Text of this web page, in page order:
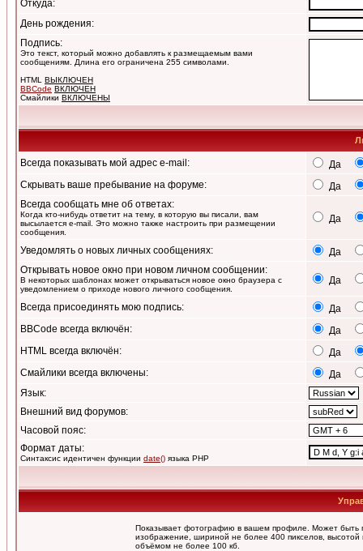
Откуда:
День рождения:
Подпись:
Это текст, который можно добавлять к размещаемым вами
сообщениям. Длина его ограничена 255 символами.
HTML ВЫКЛЮЧЕН
BBCode ВКЛЮЧЕН
Смайлики ВКЛЮЧЕНЫ
Всегда показывать мой адрес e-mail:
Да
Скрывать ваше пребывание на форуме:
Да
Всегда сообщать мне об ответах:
Когда кто-нибудь ответит на тему, в которую вы писали, вам
высылается e-mail. Это можно также настроить при размещении
сообщения.
Да
Уведомлять о новых личных сообщениях:
Да
Открывать новое окно при новом личном сообщении:
В некоторых шаблонах может открываться новое окно браузера с
уведомлением о приходе нового личного сообщения.
Да
Всегда присоединять мою подпись:
Да
BBCode всегда включён:
Да
HTML всегда включён:
Да
Смайлики всегда включены:
Да
Язык:
Внешний вид форумов:
Часовой пояс:
Формат даты:
Синтаксис идентичен функции date() языка PHP
Показывает фотографию в вашем профиле. Может быть
изображение, шириной не более 400 пикселов, высотой
объёмом не более 100 кб.